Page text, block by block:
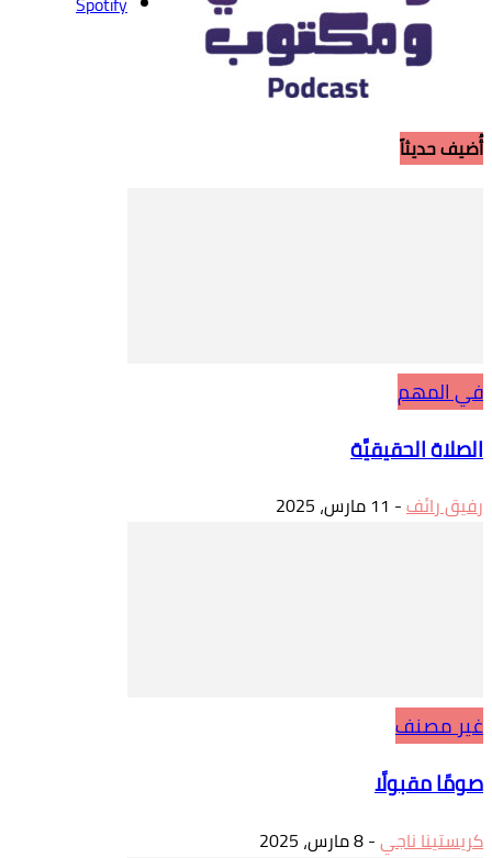
أُضيف حديثاً
في المهم
الصلاة الحقيقيَّة
رفيق رائف- 11 مارس، 2025
غير مصنف
صومًا مقبولًا
كريستينا ناجي-8 مارس، 2025